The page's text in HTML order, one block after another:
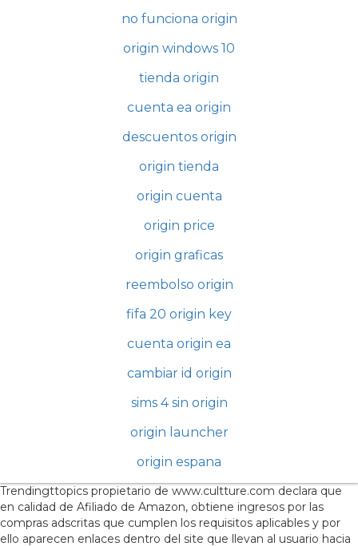
no funciona origin
origin windows 10
tienda origin
cuenta ea origin
descuentos origin
origin tienda
origin cuenta
origin price
origin graficas
reembolso origin
fifa 20 origin key
cuenta origin ea
cambiar id origin
sims 4 sin origin
origin launcher
origin espana
Trendingttopics propietario de www.cultture.com declara que
en calidad de Afiliado de Amazon, obtiene ingresos por las
compras adscritas que cumplen los requisitos aplicables y por
ello aparecen enlaces dentro del site que llevan al usuario hacia